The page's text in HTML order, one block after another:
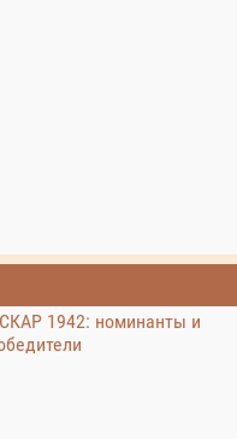
1942: номинанты и